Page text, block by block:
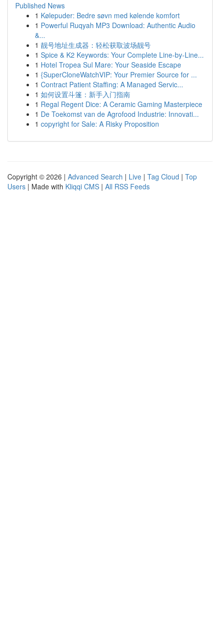
Published News
1 Kølepuder: Bedre søvn med kølende komfort
1 Powerful Ruqyah MP3 Download: Authentic Audio
&...
1 靓号地址生成器：轻松获取波场靓号
1 Spice & K2 Keywords: Your Complete Line-by-Line...
1 Hotel Tropea Sul Mare: Your Seaside Escape
1 {SuperCloneWatchVIP: Your Premier Source for ...
1 Contract Patient Staffing: A Managed Servic...
1 如何设置斗篷：新手入门指南
1 Regal Regent Dice: A Ceramic Gaming Masterpiece
1 De Toekomst van de Agrofood Industrie: Innovati...
1 copyright for Sale: A Risky Proposition
Copyright © 2026 | Advanced Search | Live | Tag Cloud | Top
Users | Made with Kliqqi CMS | All RSS Feeds